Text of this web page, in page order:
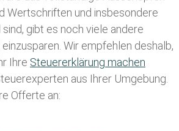
Wertschriften und insbesondere
gibt es noch viele andere
Wir empfehlen deshalb,
Ihre Steuererklärung machen
aus Ihrer Umgebung.
Offerte an: